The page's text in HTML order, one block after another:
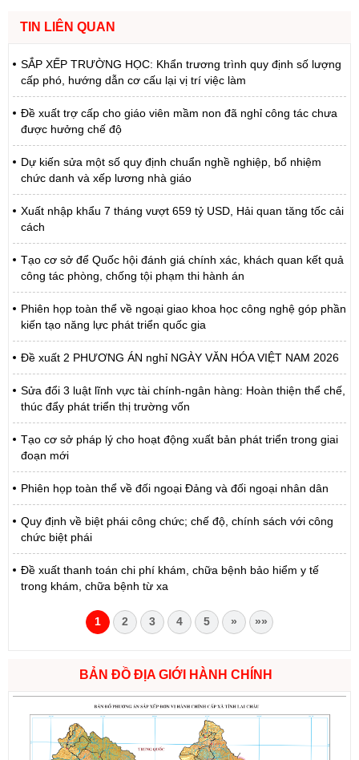
TIN LIÊN QUAN
SẮP XẾP TRƯỜNG HỌC: Khẩn trương trình quy định số lượng
cấp phó, hướng dẫn cơ cấu lại vị trí việc làm
Đề xuất trợ cấp cho giáo viên mầm non đã nghỉ công tác chưa
được hưởng chế độ
Dự kiến sửa một số quy định chuẩn nghề nghiệp, bổ nhiệm
chức danh và xếp lương nhà giáo
Xuất nhập khẩu 7 tháng vượt 659 tỷ USD, Hải quan tăng tốc cải
cách
Tạo cơ sở để Quốc hội đánh giá chính xác, khách quan kết quả
công tác phòng, chống tội phạm thi hành án
Phiên họp toàn thể về ngoại giao khoa học công nghệ góp phần
kiến tạo năng lực phát triển quốc gia
Đề xuất 2 PHƯƠNG ÁN nghỉ NGÀY VĂN HÓA VIỆT NAM 2026
Sửa đổi 3 luật lĩnh vực tài chính-ngân hàng: Hoàn thiện thể chế,
thúc đẩy phát triển thị trường vốn
Tạo cơ sở pháp lý cho hoạt động xuất bản phát triển trong giai
đoạn mới
Phiên họp toàn thể về đối ngoại Đảng và đối ngoại nhân dân
Quy định về biệt phái công chức; chế độ, chính sách với công
chức biệt phái
Đề xuất thanh toán chi phí khám, chữa bệnh bảo hiểm y tế
trong khám, chữa bệnh từ xa
1 2 3 4 5 » »»
BẢN ĐỒ ĐỊA GIỚI HÀNH CHÍNH